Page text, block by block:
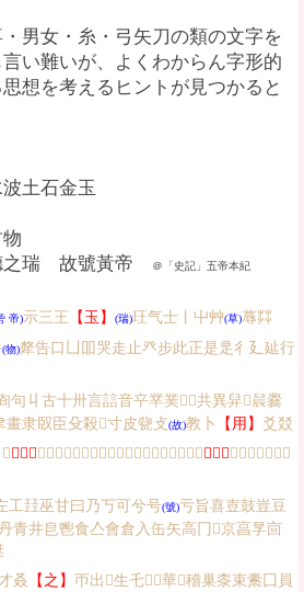
男女・糸・弓矢刀の類の文字を
い難いが、よくわからん字形的
想を考えるヒントが見つかると
土石金玉
故號黃帝
＠「史記」五帝本紀
帝)示三王 【玉】 (瑞)玨气士丨屮艸(草)蓐茻
(物)犛告口凵吅哭走止癶步此正是辵彳廴㢟行
句丩古十卅言誩音䇂丵菐𠬞𠬜共異舁𦥑䢅爨
畫隶臤臣殳殺𠘧寸皮㼱攴(故)教卜 【用】 爻㸚
𡕥 【目】 䀠眉盾自𪞶鼻皕習羽隹奞雈𦫳𥄕羊羴瞿雔雥 【鳥】 烏𠦒冓幺𢆶叀玄
工㠭巫甘曰乃丂可兮号(號)亏旨喜壴鼓豈豆
青井皀鬯食亼會倉入缶矢高冂𩫖京亯㫗㐭
叒 【之】 帀出𣎵生乇𠂹𠌶華𥝌稽巢桼束㯻囗員